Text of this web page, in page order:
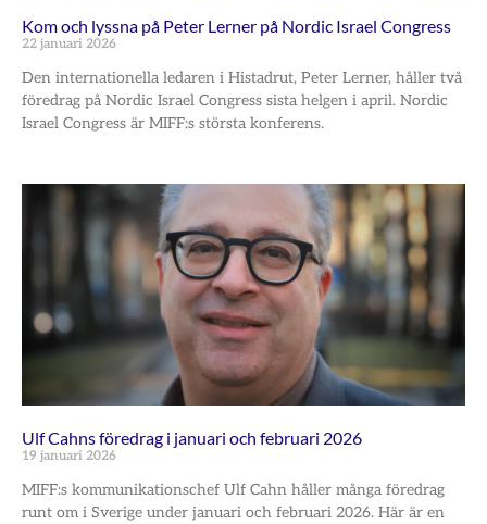
Kom och lyssna på Peter Lerner på Nordic Israel Congress
22 januari 2026
Den internationella ledaren i Histadrut, Peter Lerner, håller två
föredrag på Nordic Israel Congress sista helgen i april. Nordic
Israel Congress är MIFF:s största konferens.
Ulf Cahns föredrag i januari och februari 2026
19 januari 2026
MIFF:s kommunikationschef Ulf Cahn håller många föredrag
runt om i Sverige under januari och februari 2026. Här är en